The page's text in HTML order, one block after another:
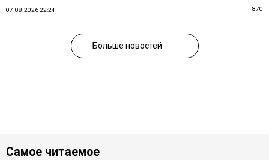
07.08.2026 22:24 870
Больше новостей
Самое читаемое